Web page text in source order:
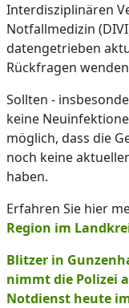
Interdisziplinären
Notfallmedizin
datengetrieben
Rückfragen
Sollten -
keine
möglich, dass die
noch keine
haben.
Erfahren Sie hier
Region im
Blitzer in
nimmt die Polizei
Notdienst heute